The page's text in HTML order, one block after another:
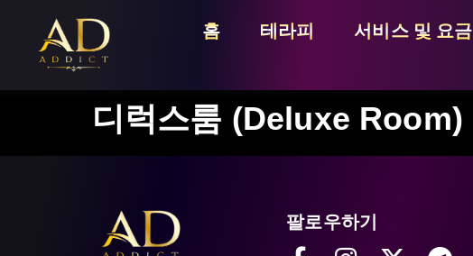
홈 테라피 서비스 및 요금
디럭스룸 (Deluxe Room)
팔로우하기